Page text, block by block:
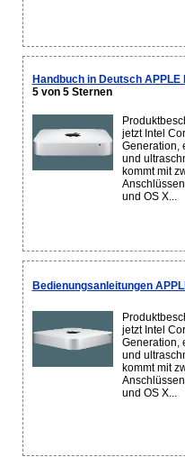
Handbuch in Deutsch APPLE
5 von 5 Sternen
jetzt Intel
Generation,
und
kommt mit
und OS X...
Bedienungsanleitungen
jetzt Intel
Generation,
und
kommt mit
und OS X...